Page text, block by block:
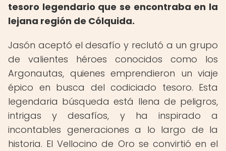
tesoro legendario que se encontraba en la
lejana región de Cólquida.
Jasón aceptó el desafío y reclutó a un grupo
de valientes héroes conocidos como los
Argonautas, quienes emprendieron un viaje
épico en busca del codiciado tesoro. Esta
legendaria búsqueda está llena de peligros,
intrigas y desafíos, y ha inspirado a
incontables generaciones a lo largo de la
historia. El Vellocino de Oro se convirtió en el